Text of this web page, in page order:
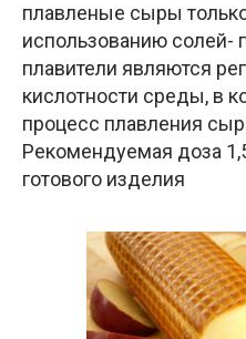
плавленые сыры
использованию солей-
плавители являются
кислотности среды, в
процесс плавления
Рекомендуемая доза
готового изделия